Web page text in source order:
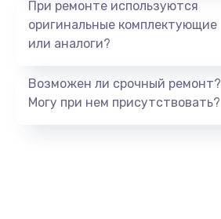
При ремонте используются
оригинальные комплектующие
или аналоги?
Возможен ли срочный ремонт?
Могу при нем присутствовать?